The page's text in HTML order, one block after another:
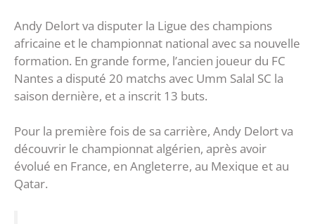
Andy Delort va disputer la Ligue des champions
africaine et le championnat national avec sa nouvelle
formation. En grande forme, l’ancien joueur du FC
Nantes a disputé 20 matchs avec Umm Salal SC la
saison dernière, et a inscrit 13 buts.
Pour la première fois de sa carrière, Andy Delort va
découvrir le championnat algérien, après avoir
évolué en France, en Angleterre, au Mexique et au
Qatar.